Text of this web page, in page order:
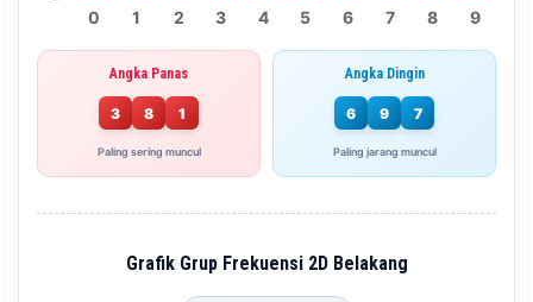
Angka Panas
3 8 1
Paling sering muncul
Angka Dingin
6 9 7
Paling jarang muncul
Grafik Grup Frekuensi 2D Belakang